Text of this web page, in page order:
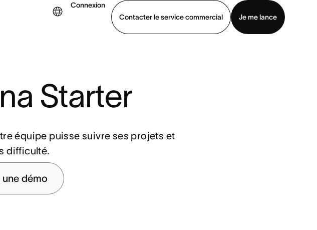
Connexion
Contacter le service commercial
Je me lance
Starter
équipe puisse suivre ses projets et
difficulté.
une démo